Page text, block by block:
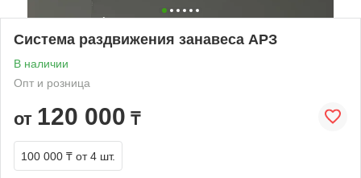
Система раздвижения занавеса АРЗ
В наличии
Опт и розница
от 120 000 ₸
100 000 ₸ от 4 шт.